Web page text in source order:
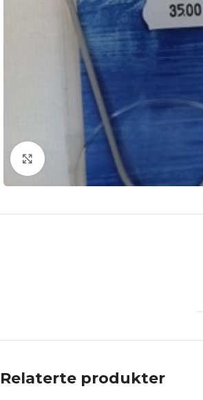
Relaterte produkter